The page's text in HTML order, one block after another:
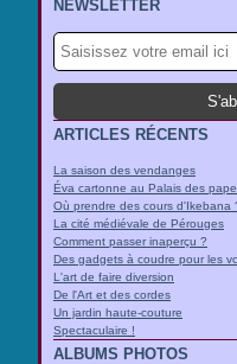
NEWSLETTER
ARTICLES RÉCENTS
La saison des vendanges
Éva cartonne au Palais des
Où prendre des cours d'Ikebana
La cité médiévale de Pérouges
Comment passer inaperçu ?
Des gadgets à coudre pour les
L'art de faire diversion
De l'Art et des cordes
Un jardin haute-couture
Spectaculaire !
ALBUMS PHOTOS